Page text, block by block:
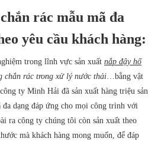
rác mẫu mã đa
yêu cầu khách hàng:
trong lĩnh vực sản xuất nắp đậy hố
chắn rác trong xử lý nước thải…bằng vật
ty Minh Hải đã sản xuất hàng triệu sản
dạng đáp ứng cho mọi công trình với
ra công ty chúng tôi còn sản xuất theo
mà khách hàng mong muốn, để đáp